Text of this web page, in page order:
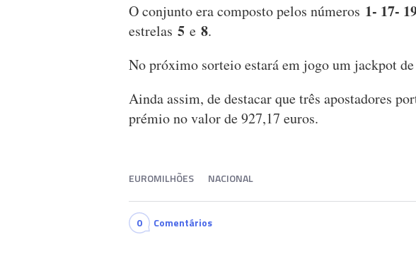
O conjunto era composto pelos números 1- 17-
estrelas 5 e 8.
No próximo sorteio estará em jogo um jackpot
Ainda assim, de destacar que três apostadores
prémio no valor de 927,17 euros.
EUROMILHÕES NACIONAL
0 Comentários